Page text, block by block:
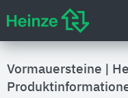
Vormauersteine